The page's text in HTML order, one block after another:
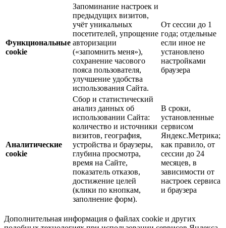
Функциональные
cookie
Запоминание настроек и
предыдущих визитов,
учёт уникальных
посетителей, упрощение
авторизации
(«запомнить меня»),
сохранение часового
пояса пользователя,
улучшение удобства
использования Сайта.
От сессии до 1
года; отдельные
если иное не
установлено
настройками
браузера
Аналитические
cookie
Сбор и статистический
анализ данных об
использовании Сайта:
количество и источники
визитов, география,
устройства и браузеры,
глубина просмотра,
время на Сайте,
показатель отказов,
достижение целей
(клики по кнопкам,
заполнение форм).
В сроки,
установленные
сервисом
Яндекс.Метрика;
как правило, от
сессии до 24
месяцев, в
зависимости от
настроек сервиса
и браузера
Дополнительная информация о файлах cookie и других